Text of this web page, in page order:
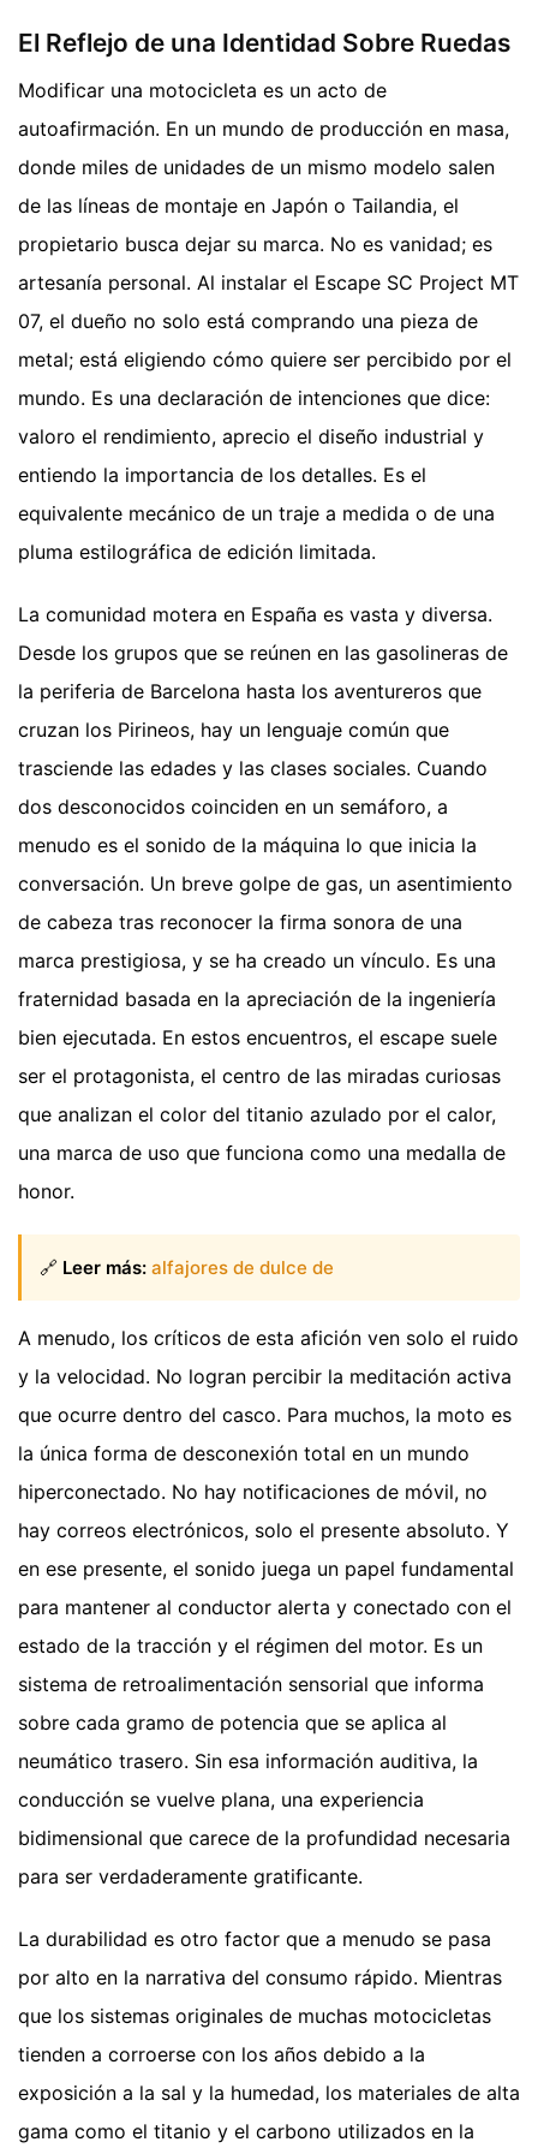
El Reflejo de una Identidad Sobre Ruedas
Modificar una motocicleta es un acto de
autoafirmación. En un mundo de producción en masa,
donde miles de unidades de un mismo modelo salen
de las líneas de montaje en Japón o Tailandia, el
propietario busca dejar su marca. No es vanidad; es
artesanía personal. Al instalar el Escape SC Project MT
07, el dueño no solo está comprando una pieza de
metal; está eligiendo cómo quiere ser percibido por el
mundo. Es una declaración de intenciones que dice:
valoro el rendimiento, aprecio el diseño industrial y
entiendo la importancia de los detalles. Es el
equivalente mecánico de un traje a medida o de una
pluma estilográfica de edición limitada.
La comunidad motera en España es vasta y diversa.
Desde los grupos que se reúnen en las gasolineras de
la periferia de Barcelona hasta los aventureros que
cruzan los Pirineos, hay un lenguaje común que
trasciende las edades y las clases sociales. Cuando
dos desconocidos coinciden en un semáforo, a
menudo es el sonido de la máquina lo que inicia la
conversación. Un breve golpe de gas, un asentimiento
de cabeza tras reconocer la firma sonora de una
marca prestigiosa, y se ha creado un vínculo. Es una
fraternidad basada en la apreciación de la ingeniería
bien ejecutada. En estos encuentros, el escape suele
ser el protagonista, el centro de las miradas curiosas
que analizan el color del titanio azulado por el calor,
una marca de uso que funciona como una medalla de
honor.
🔗 Leer más: alfajores de dulce de
A menudo, los críticos de esta afición ven solo el ruido
y la velocidad. No logran percibir la meditación activa
que ocurre dentro del casco. Para muchos, la moto es
la única forma de desconexión total en un mundo
hiperconectado. No hay notificaciones de móvil, no
hay correos electrónicos, solo el presente absoluto. Y
en ese presente, el sonido juega un papel fundamental
para mantener al conductor alerta y conectado con el
estado de la tracción y el régimen del motor. Es un
sistema de retroalimentación sensorial que informa
sobre cada gramo de potencia que se aplica al
neumático trasero. Sin esa información auditiva, la
conducción se vuelve plana, una experiencia
bidimensional que carece de la profundidad necesaria
para ser verdaderamente gratificante.
La durabilidad es otro factor que a menudo se pasa
por alto en la narrativa del consumo rápido. Mientras
que los sistemas originales de muchas motocicletas
tienden a corroerse con los años debido a la
exposición a la sal y la humedad, los materiales de alta
gama como el titanio y el carbono utilizados en la